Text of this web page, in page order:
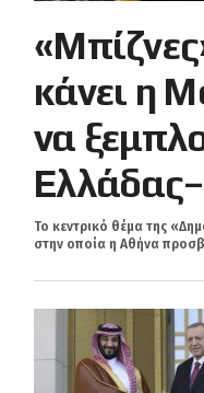
κάνει η
να
Το κεντρικό θέμα της
στην οποία η Αθήνα